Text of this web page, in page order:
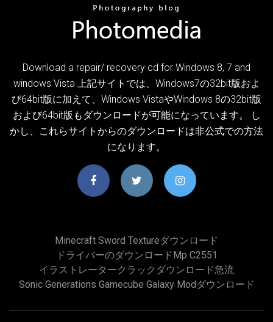
Download a repair/ recovery cd for Windows 8, 7 and
windows Vista 上記サイトでは、Windows7の32bit版およ
び64bit版に加えて、Windows VistaやWindows 8の32bit版
および64bit版もダウンロードが可能になっています。 し
かし、これらサイトからのダウンロードは非公式での方法
になります。
Minecraft Sword Textureダウンロード
ドライバーのダウンロードmp C2551
イラストレータークラックダウンロード急流
Sonic Generations Gamecube Galaxy Modダウンロード